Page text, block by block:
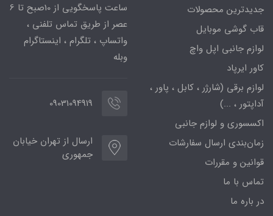
جدیدترین محصولات
قاب گوشی موبایل
لوازم جانبی اپل واچ
کاور ایرپاد
لوازم برقی (شارژر ، کابل ، پاور ،
آداپتور ، ...)
اکسسوری و لوازم جانبی
زمان‌بندی ارسال سفارشات
قوانین و مقررات
تماس با ما
در باره ما
ساعت پاسخگویی از 10صبح تا 6
عصر از طریق تماس تلفنی ،
واتساپ ، تلگرام ، اینستاگرام
وبله
09031094919
ارسال از تهران خیابان
جمهوری